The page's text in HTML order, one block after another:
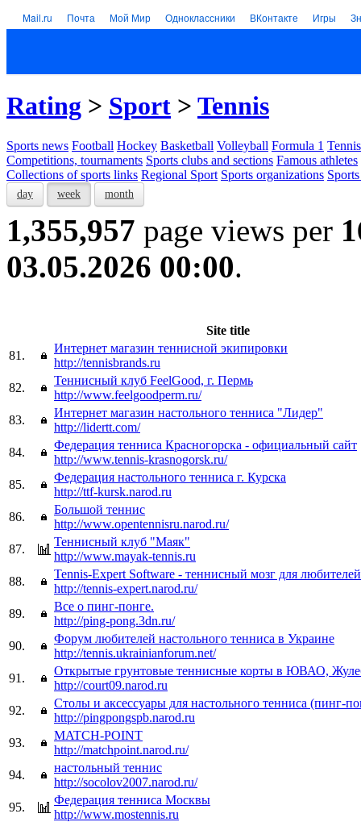
Mail.ru Почта Мой Мир Одноклассники ВКонтакте Игры
Rating > Sport > Tennis
Sports news Football Hockey Basketball Volleyball Formula 1 Tennis
Competitions, tournaments Sports clubs and sections Famous athletes
Collections of sports links Regional Sport Sports organizations
day week month
1,355,957 page views per
03.05.2026 00:00.
Site title
81.
Интернет магазин теннисной экипировки
http://tennisbrands.ru
82.
Теннисный клуб FeelGood, г. Пермь
http://www.feelgoodperm.ru/
83.
Интернет магазин настольного тенниса "Лидер"
http://lidertt.com/
84.
Федерация тенниса Красногорска - официальный сайт
http://www.tennis-krasnogorsk.ru/
85.
Федерация настольного тенниса г. Курска
http://ttf-kursk.narod.ru
86.
Большой теннис
http://www.opentennisru.narod.ru/
87.
Теннисный клуб "Маяк"
http://www.mayak-tennis.ru
88.
Tennis-Expert Software - теннисный мозг для
http://tennis-expert.narod.ru/
89.
Все о пинг-понге.
http://ping-pong.3dn.ru/
90.
Форум любителей настольного тенниса в Украине
http://tennis.ukrainianforum.net/
91.
Открытые грунтовые теннисные корты в ЮВАО,
http://court09.narod.ru
92.
Столы и аксессуары для настольного тенниса (пинг-
http://pingpongspb.narod.ru
93.
MATCH-POINT
http://matchpoint.narod.ru/
94.
настольный теннис
http://socolov2007.narod.ru/
95.
Федерация тенниса Москвы
http://www.mostennis.ru